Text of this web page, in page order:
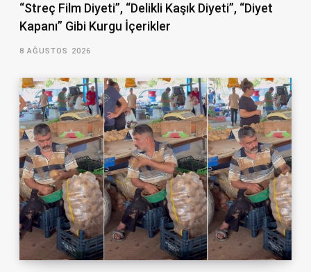
“Streç Film Diyeti”, “Delikli Kaşık Diyeti”, “Diyet
Kapanı” Gibi Kurgu İçerikler
8 AĞUSTOS 2026